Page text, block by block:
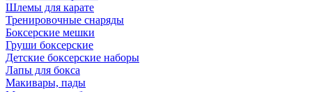
Шлемы для карате
Тренировочные снаряды
Боксерские мешки
Груши боксерские
Детские боксерские наборы
Лапы для бокса
Макивары, пады